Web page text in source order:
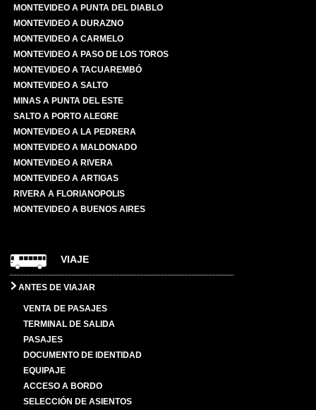
MONTEVIDEO A PUNTA DEL DIABLO
MONTEVIDEO A DURAZNO
MONTEVIDEO A CARMELO
MONTEVIDEO A PASO DE LOS TOROS
MONTEVIDEO A TACUAREMBÓ
MONTEVIDEO A SALTO
MINAS A PUNTA DEL ESTE
SALTO A PORTO ALEGRE
MONTEVIDEO A LA PEDRERA
MONTEVIDEO A MALDONADO
MONTEVIDEO A RIVERA
MONTEVIDEO A ARTIGAS
RIVERA A FLORIANOPOLIS
MONTEVIDEO A BUENOS AIRES
VIAJE
ANTES DE VIAJAR
VENTA DE PASAJES
TERMINAL DE SALIDA
PASAJES
DOCUMENTO DE IDENTIDAD
EQUIPAJE
ACCESO A BORDO
SELECCIÓN DE ASIENTOS